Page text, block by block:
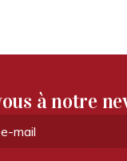
à notre